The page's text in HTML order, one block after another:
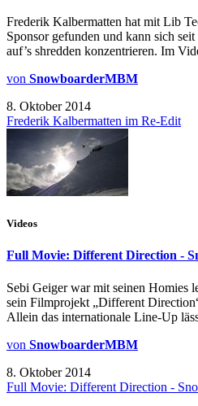
Frederik Kalbermatten hat mit Lib
Sponsor gefunden und kann sich
auf’s shredden konzentrieren. Im
von SnowboarderMBM
8. Oktober 2014
Frederik Kalbermatten im Re-Edit
Videos
Full Movie: Different Direction -
Sebi Geiger war mit seinen Homies
sein Filmprojekt „Different
Allein das internationale Line-Up
von SnowboarderMBM
8. Oktober 2014
Full Movie: Different Direction -